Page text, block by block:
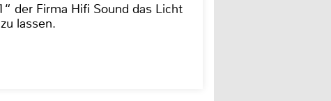
der Firma Hifi Sound das Licht
lassen.